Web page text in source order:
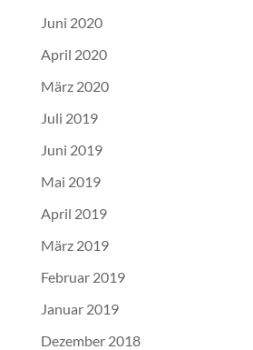
Juni 2020
April 2020
März 2020
Juli 2019
Juni 2019
Mai 2019
April 2019
März 2019
Februar 2019
Januar 2019
Dezember 2018